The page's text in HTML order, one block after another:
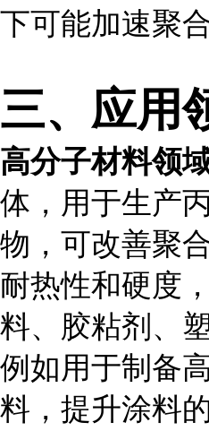
下可能加速聚合
三、应用
高分子材料领
体，用于生产
物，可改善聚
耐热性和硬度
料、胶粘剂、
例如用于制备
料，提升涂料